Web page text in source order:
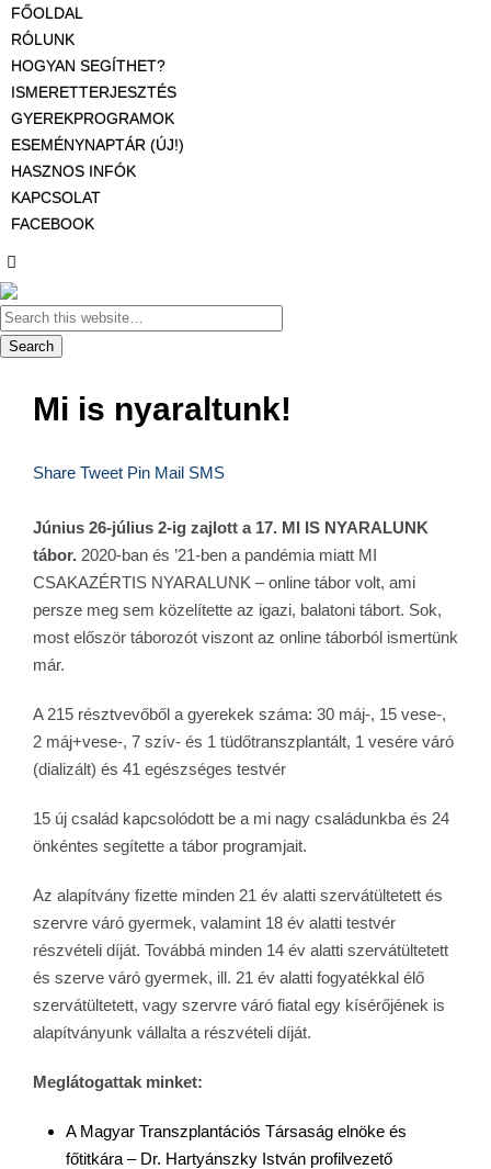
FŐOLDAL
RÓLUNK
HOGYAN SEGÍTHET?
ISMERETTERJESZTÉS
GYEREKPROGRAMOK
ESEMÉNYNAPTÁR (ÚJ!)
HASZNOS INFÓK
KAPCSOLAT
FACEBOOK
Mi is nyaraltunk!
Share Tweet Pin Mail SMS
Június 26-július 2-ig zajlott a 17. MI IS NYARALUNK
tábor. 2020-ban és ’21-ben a pandémia miatt MI
CSAKAZÉRTIS NYARALUNK – online tábor volt, ami
persze meg sem közelítette az igazi, balatoni tábort. Sok,
most először táborozót viszont az online táborból ismertünk
már.
A 215 résztvevőből a gyerekek száma: 30 máj-, 15 vese-,
2 máj+vese-, 7 szív- és 1 tüdőtranszplantált, 1 vesére váró
(dializált) és 41 egészséges testvér
15 új család kapcsolódott be a mi nagy családunkba és 24
önkéntes segítette a tábor programjait.
Az alapítvány fizette minden 21 év alatti szervátültetett és
szervre váró gyermek, valamint 18 év alatti testvér
részvételi díját. Továbbá minden 14 év alatti szervátültetett
és szerve váró gyermek, ill. 21 év alatti fogyatékkal élő
szervátültetett, vagy szervre váró fiatal egy kísérőjének is
alapítványunk vállalta a részvételi díját.
Meglátogattak minket:
A Magyar Transzplantációs Társaság elnöke és
főtitkára – Dr. Hartyánszky István profilvezető